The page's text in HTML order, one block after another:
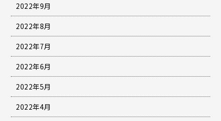
2022年9月
2022年8月
2022年7月
2022年6月
2022年5月
2022年4月